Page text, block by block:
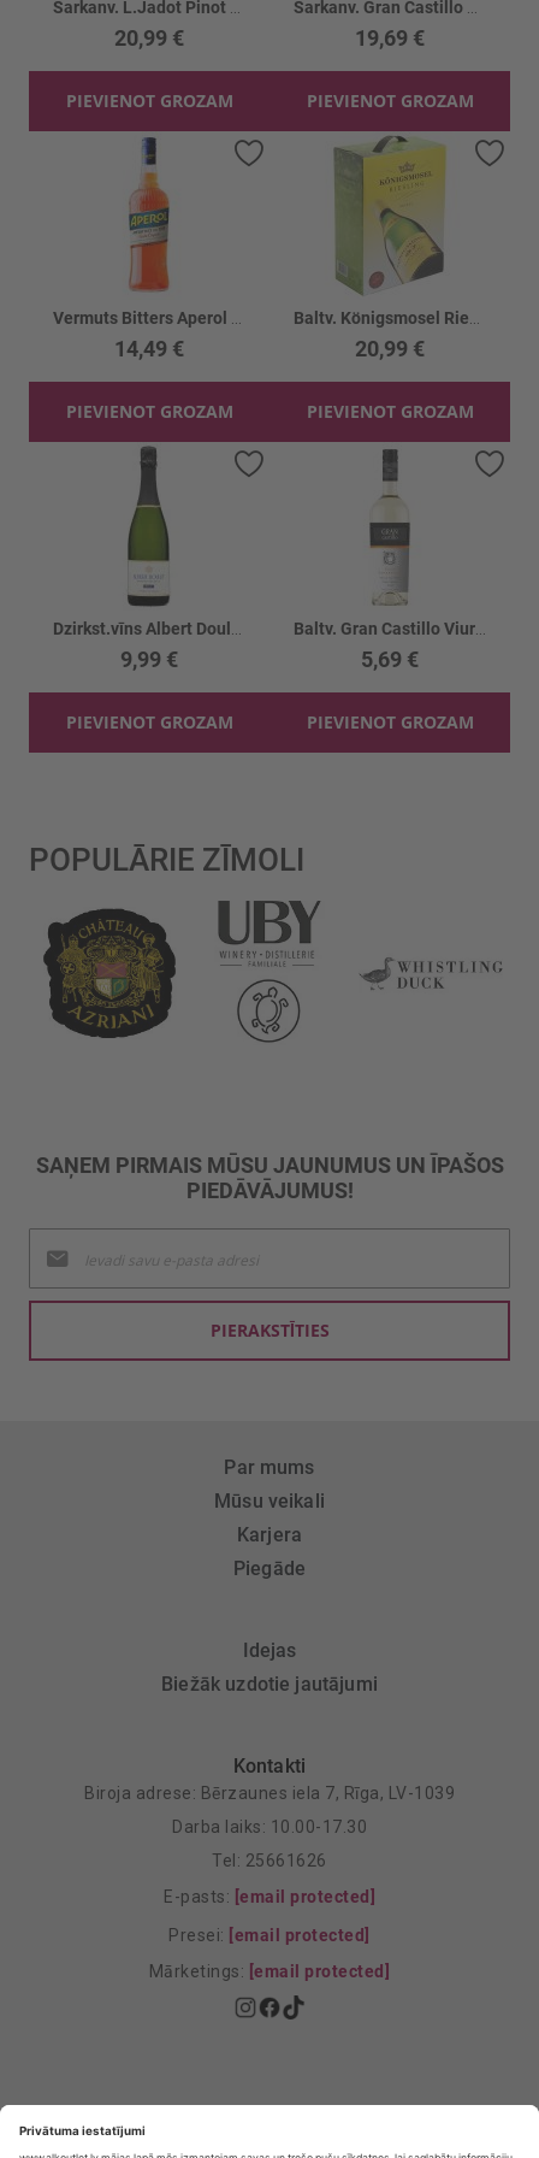
20,99 €
PIEVIENOT GROZAM
19,69 €
PIEVIENOT GROZAM
14,49 €
PIEVIENOT GROZAM
Pievienot vēlmju sarakstam
20,99 €
PIEVIENOT GROZAM
9,99 €
PIEVIENOT GROZAM
Pievienot vēlmju sarakstam
5,69 €
PIEVIENOT GROZAM
POPULĀRIE ZĪMOLI
SAŅEM PIRMAIS MŪSU JAUNUMUS UN ĪPAŠOS
PIEDĀVĀJUMUS!
jaunumu
saņemšanai:
PIERAKSTĪTIES
Par mums
Mūsu veikali
Karjera
Piegāde
Idejas
Biežāk uzdotie jautājumi
Kontakti
Biroja adrese: Bērzaunes iela 7, Rīga, LV-1039
Darba laiks: 10.00-17.30
Tel: 25661626
E-pasts: [email protected]
Presei: [email protected]
Mārketings: [email protected]
Privātuma Iestatījumi